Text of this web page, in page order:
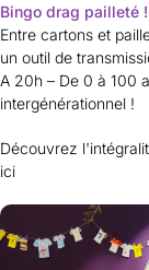
Bingo drag pailleté !
Entre cartons et
un outil de
A 20h – De 0 à 100
intergénérationnel !
Découvrez
ici